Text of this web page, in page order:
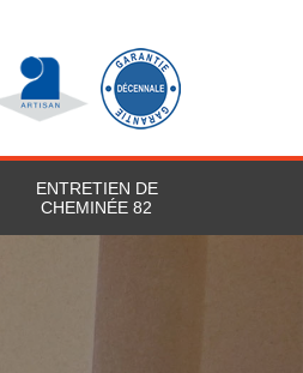
ENTRETIEN DE
CHEMINÉE 82